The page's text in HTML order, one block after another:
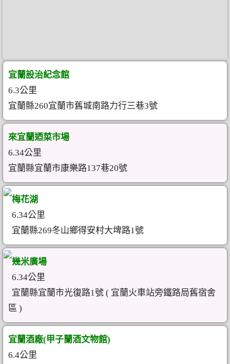
宜蘭設治紀念館
6.3公里
宜蘭縣260宜蘭市舊城南路力行三巷3號
來宜蘭迺菜市場
6.34公里
宜蘭縣宜蘭市康樂路137巷20號
梅花湖
6.34公里
宜蘭縣269冬山鄉得安村大埤路1號
幾米廣場
6.34公里
宜蘭縣宜蘭市光復路1號 ( 宜蘭火車站旁鐵路局舊宿舍
區 )
宜蘭酒廠(甲子蘭酒文物館)
6.4公里